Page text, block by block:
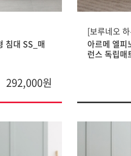
침대 SS_매
292,000원
[보루네오
아르메 엘피
런스 독립